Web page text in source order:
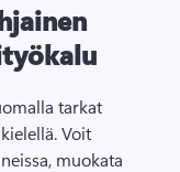
tarkat
Voit
muokata